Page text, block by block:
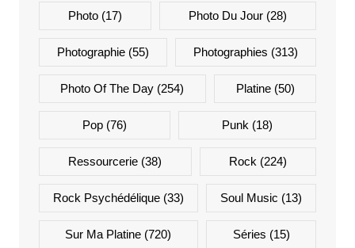
Photo(17) Photo Du Jour (28)
Photographie(55) Photographies (313)
Photo Of The Day (254) Platine(50)
Pop(76) Punk (18)
Ressourcerie (38) Rock (224)
Rock Psychédélique(33) Soul Music (13)
Sur Ma Platine (720) Séries (15)